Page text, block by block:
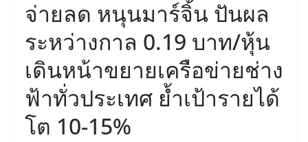
จ่ายลด หนุนมาร์จิ้น ปันผล
ระหว่างกาล 0.19 บาท/หุ้น
เดินหน้าขยายเครือข่ายช่าง
ฟ้าทั่วประเทศ ย้ำเป้ารายได้
โต 10-15%